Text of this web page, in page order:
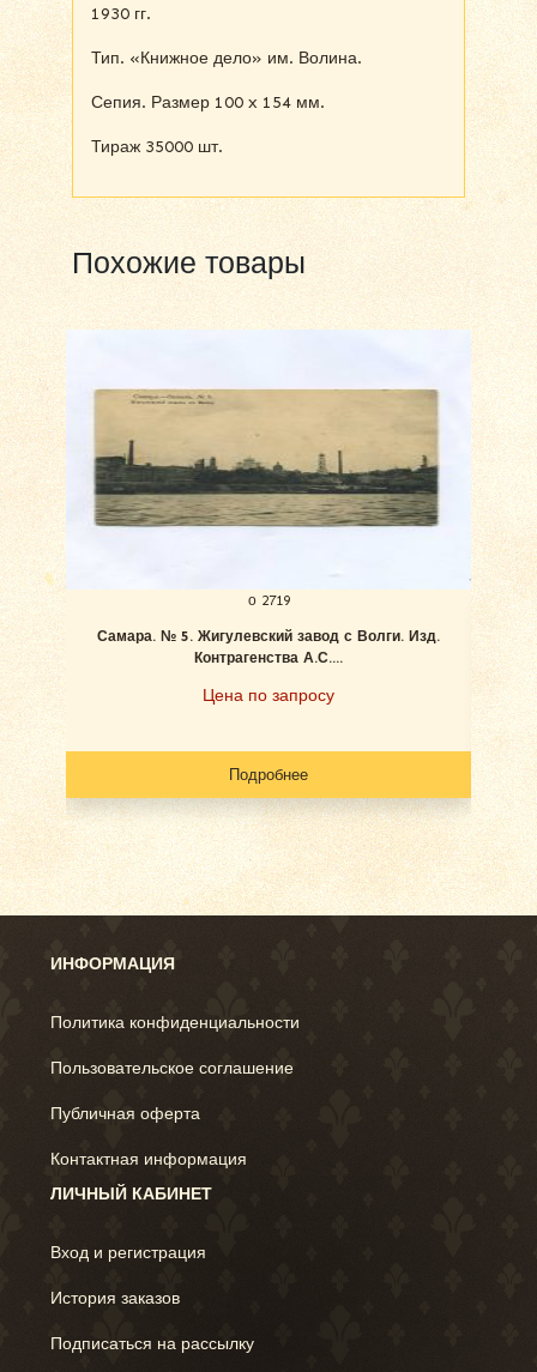
1930 гг.
Тип. «Книжное дело» им. Волина.
Сепия. Размер 100 x 154 мм.
Тираж 35000 шт.
Похожие товары
о 2719
Самара. № 5. Жигулевский завод с Волги. Изд.
Контрагенства А.С....
Цена по запросу
Подробнее
ИНФОРМАЦИЯ
Политика конфиденциальности
Пользовательское соглашение
Публичная оферта
Контактная информация
ЛИЧНЫЙ КАБИНЕТ
Вход и регистрация
История заказов
Подписаться на рассылку